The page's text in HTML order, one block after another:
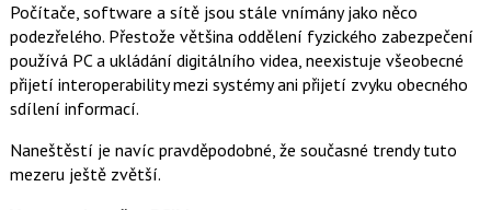
Počítače, software a sítě jsou stále vnímány jako něco
podezřelého. Přestože většina oddělení fyzického zabezpečení
používá PC a ukládání digitálního videa, neexistuje všeobecné
přijetí interoperability mezi systémy ani přijetí zvyku obecného
sdílení informací.
Naneštěstí je navíc pravděpodobné, že současné trendy tuto
mezeru ještě zvětší.